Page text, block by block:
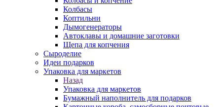
Колбасы
Коптильни
Дымогенераторы
Автоклавы и домашние заготовки
Щепа для копчения
Сыроделие
Идеи подарков
Упаковка для маркетов
Назад
Упаковка для маркетов
Бумажный наполнитель для подарков